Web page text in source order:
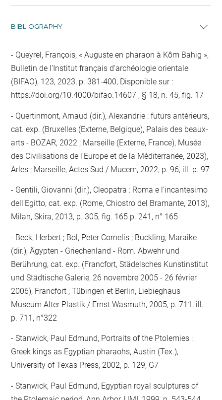
BIBLIOGRAPHY
Queyrel, François, « Auguste en pharaon à Kôm Bahig »,
Bulletin de l'Institut français d'archéologie orientale
(BIFAO), 123, 2023, p. 381-400, Disponible sur :
https://doi.org/10.4000/bifao.14607 , § 18, n. 45, fig. 17
Quertinmont, Arnaud (dir.), Alexandrie : futurs antérieurs,
cat. exp. (Bruxelles (Externe, Belgique), Palais des beaux-
arts - BOZAR, 2022 ; Marseille (Externe, France), Musée
des Civilisations de l'Europe et de la Méditerranée, 2023),
Arles ; Marseille, Actes Sud / Mucem, 2022, p. 96, ill. p. 97
Gentili, Giovanni (dir.), Cleopatra : Roma e l'incantesimo
dell'Egitto, cat. exp. (Rome, Chiostro del Bramante, 2013),
Milan, Skira, 2013, p. 305, fig. 165 p. 241, n° 165
Beck, Herbert ; Bol, Peter Cornelis ; Bückling, Maraike
(dir.), Ägypten - Griechenland - Rom. Abwehr und
Berührung, cat. exp. (Francfort, Städelsches Kunstinstitut
und Städtische Galerie, 26 novembre 2005 - 26 février
2006), Francfort ; Tübingen et Berlin, Liebieghaus
Museum Alter Plastik / Ernst Wasmuth, 2005, p. 711, ill.
p. 711, n°322
Stanwick, Paul Edmund, Portraits of the Ptolemies :
Greek kings as Egyptian pharaohs, Austin (Tex.),
University of Texas Press, 2002, p. 129, G7
Stanwick, Paul Edmund, Egyptian royal sculptures of